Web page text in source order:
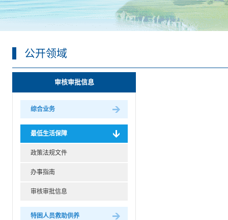
公开领域
审核审批信息
综合业务
最低生活保障
政策法规文件
办事指南
审核审批信息
特困人员救助供养